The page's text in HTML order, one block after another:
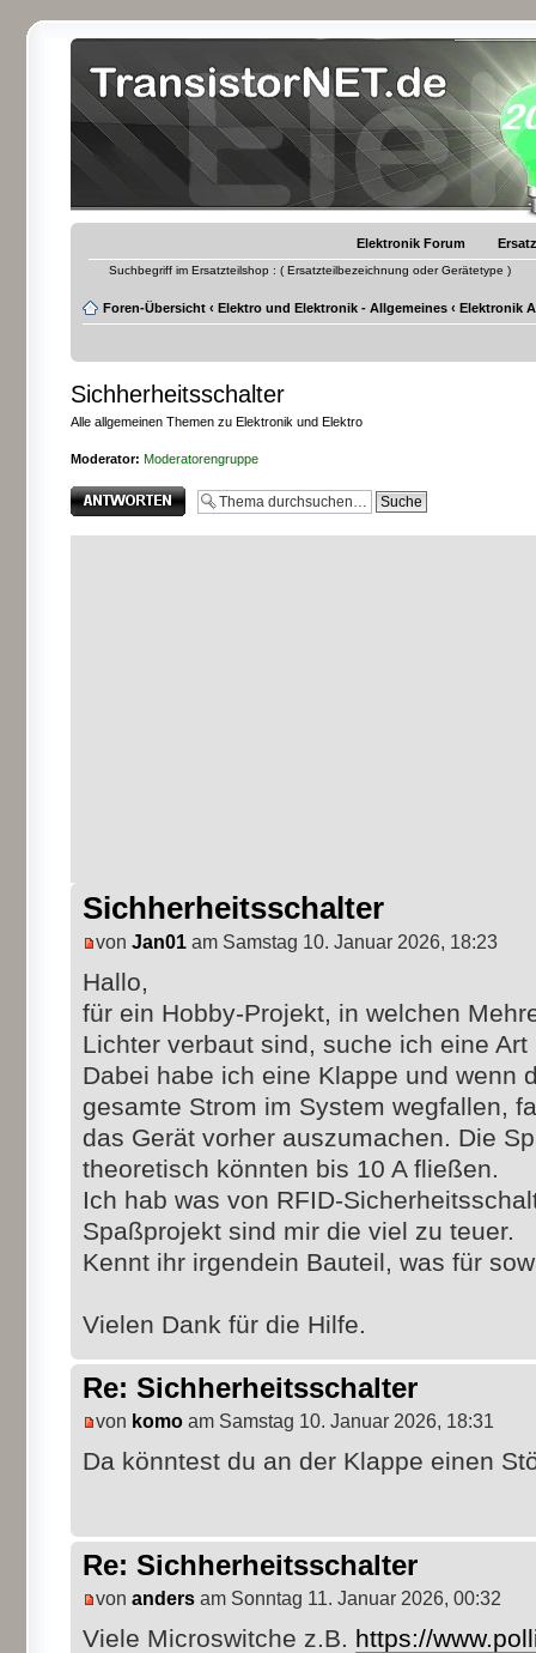
Elektronik Forum
Suchbegriff im Ersatzteilshop : ( Ersatzteilbezeichnung oder Gerätetype )
Foren-Übersicht ‹ Elektro und Elektronik - Allgemeines ‹ Elektronik
Sichherheitsschalter
Alle allgemeinen Themen zu Elektronik und Elektro
Moderator: Moderatorengruppe
Antwort erstellen
Sichherheitsschalter
von Jan01 am Samstag 10. Januar 2026, 18:23
Hallo,
für ein Hobby-Projekt, in welchen
Lichter verbaut sind, suche ich eine
Dabei habe ich eine Klappe und wenn
gesamte Strom im System wegfallen,
das Gerät vorher auszumachen. Die
theoretisch könnten bis 10 A fließen.
Ich hab was von RFID-
Spaßprojekt sind mir die viel zu teuer.
Kennt ihr irgendein Bauteil, was für
Vielen Dank für die Hilfe.
Re: Sichherheitsschalter
von komo am Samstag 10. Januar 2026, 18:31
Da könntest du an der Klappe einen
Re: Sichherheitsschalter
von anders am Sonntag 11. Januar 2026, 00:32
Viele Microswitche z.B. https://